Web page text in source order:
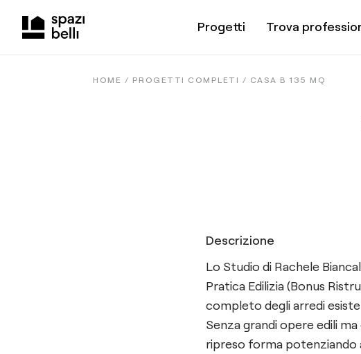
Progetti Trova
HOME / PROGETTI COMPLETI / CASA B 135 MQ
Descrizione
Lo Studio di Rachele
Pratica Edilizia (Bonus
completo degli arredi
Senza grandi opere edili
ripreso forma potenziando